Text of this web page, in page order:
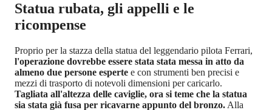
Statua rubata, gli appelli e le
ricompense
Proprio per la stazza della statua del leggendario pilota Ferrari,
l'operazione dovrebbe essere stata stata messa in atto da
almeno due persone esperte e con strumenti ben precisi e
mezzi di trasporto di notevoli dimensioni per caricarlo.
Tagliata all'altezza delle caviglie, ora si teme che la statua
sia stata già fusa per ricavarne appunto del bronzo. Alla